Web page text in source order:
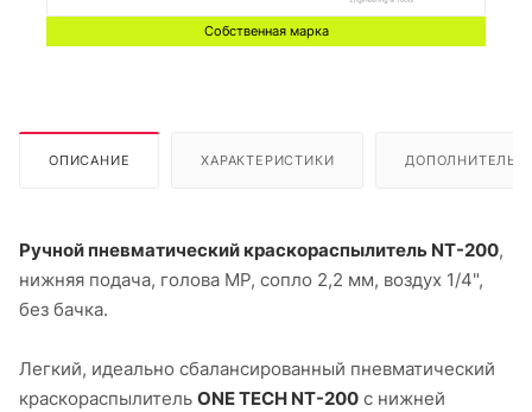
Собственная марка
ОПИСАНИЕ ХАРАКТЕРИСТИКИ
Ручной пневматический краскораспылитель NT-200,
нижняя подача, голова MP, сопло 2,2 мм, воздух 1/4",
без бачка.
Легкий, идеально сбалансированный пневматический
краскораспылитель ONE TECH NT-200 с нижней